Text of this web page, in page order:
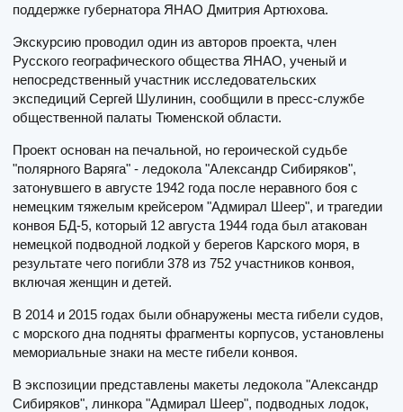
поддержке губернатора ЯНАО Дмитрия Артюхова.
Экскурсию проводил один из авторов проекта, член
Русского географического общества ЯНАО, ученый и
непосредственный участник исследовательских
экспедиций Сергей Шулинин, сообщили в пресс-службе
общественной палаты Тюменской области.
Проект основан на печальной, но героической судьбе
"полярного Варяга" - ледокола "Александр Сибиряков",
затонувшего в августе 1942 года после неравного боя с
немецким тяжелым крейсером "Адмирал Шеер", и трагедии
конвоя БД-5, который 12 августа 1944 года был атакован
немецкой подводной лодкой у берегов Карского моря, в
результате чего погибли 378 из 752 участников конвоя,
включая женщин и детей.
В 2014 и 2015 годах были обнаружены места гибели судов,
с морского дна подняты фрагменты корпусов, установлены
мемориальные знаки на месте гибели конвоя.
В экспозиции представлены макеты ледокола "Александр
Сибиряков", линкора "Адмирал Шеер", подводных лодок,